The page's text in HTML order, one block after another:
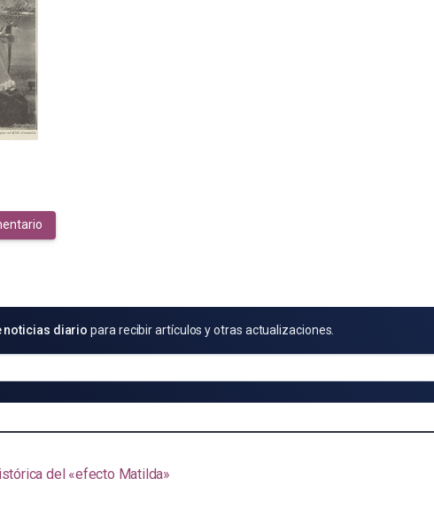
noticias diario para recibir artículos y otras actualizaciones.
del «efecto Matilda»